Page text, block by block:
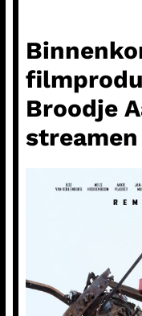
Broodje
streamen